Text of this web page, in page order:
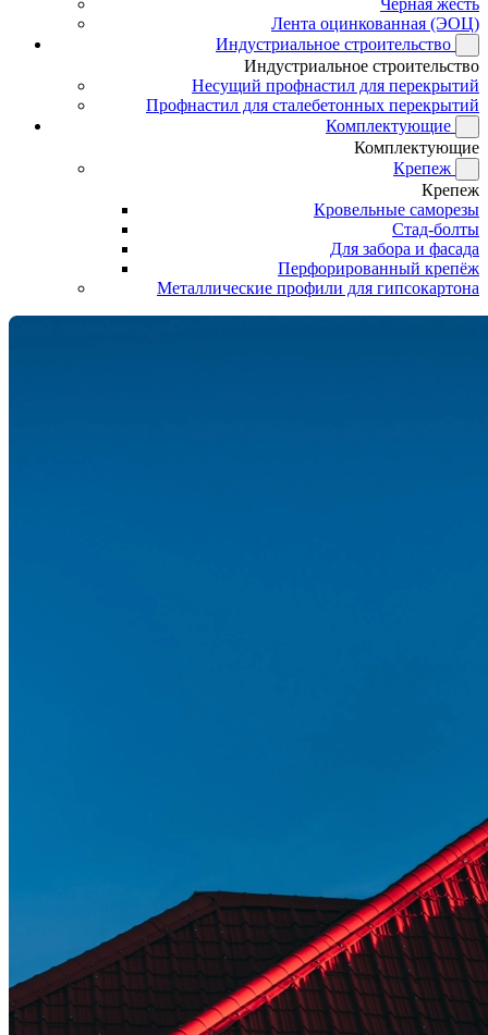
Черная жесть
Лента оцинкованная (ЭОЦ)
Индустриальное строительство
Индустриальное строительство
Несущий профнастил для перекрытий
Профнастил для сталебетонных перекрытий
Комплектующие
Комплектующие
Крепеж
Крепеж
Кровельные саморезы
Стад-болты
Для забора и фасада
Перфорированный крепёж
Металлические профили для гипсокартона